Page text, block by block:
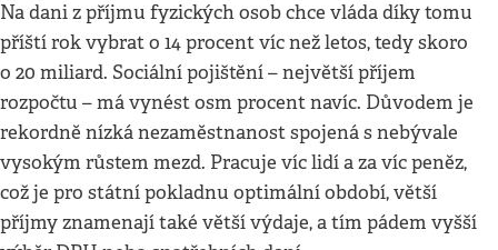
Na dani z příjmu fyzických osob chce vláda díky tomu
příští rok vybrat o 14 procent víc než letos, tedy skoro
o 20 miliard. Sociální pojištění – největší příjem
rozpočtu – má vynést osm procent navíc. Důvodem je
rekordně nízká nezaměstnanost spojená s nebývale
vysokým růstem mezd. Pracuje víc lidí a za víc peněz,
což je pro státní pokladnu optimální období, větší
příjmy znamenají také větší výdaje, a tím pádem vyšší